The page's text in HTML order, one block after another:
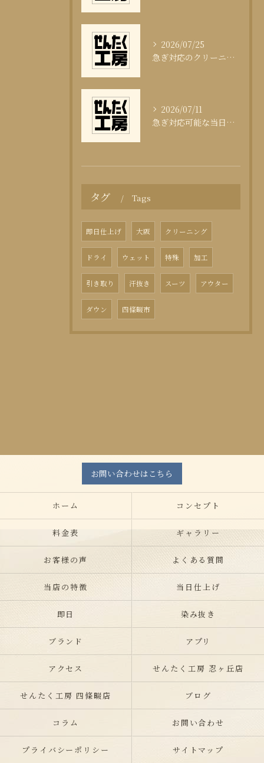
2026/07/25
急ぎ対応のクリーニング即日サービスの秘訣
2026/07/11
急ぎ対応可能な当日クリーニングの実態
タグ Tags
即日仕上げ 大阪 クリーニング
ドライ ウェット 特殊 加工
引き取り 汗抜き スーツ アウター
ダウン 四條畷市
お問い合わせはこちら
ホーム コンセプト
料金表 ギャラリー
お客様の声 よくある質問
当店の特徴 当日仕上げ
即日 染み抜き
ブランド アプリ
アクセス せんたく工房 忍ヶ丘店
せんたく工房 四條畷店 ブログ
コラム お問い合わせ
プライバシーポリシー サイトマップ